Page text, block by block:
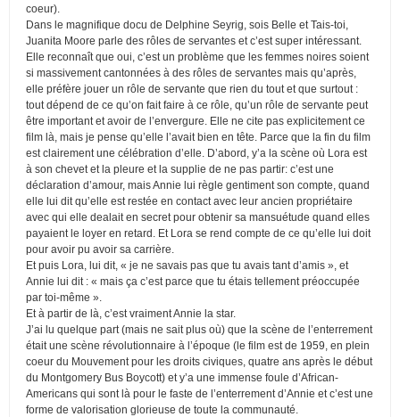
coeur).
Dans le magnifique docu de Delphine Seyrig, sois Belle et Tais-toi,
Juanita Moore parle des rôles de servantes et c’est super intéressant.
Elle reconnaît que oui, c’est un problème que les femmes noires soient
si massivement cantonnées à des rôles de servantes mais qu’après,
elle préfère jouer un rôle de servante que rien du tout et que surtout :
tout dépend de ce qu’on fait faire à ce rôle, qu’un rôle de servante peut
être important et avoir de l’envergure. Elle ne cite pas explicitement ce
film là, mais je pense qu’elle l’avait bien en tête. Parce que la fin du film
est clairement une célébration d’elle. D’abord, y’a la scène où Lora est
à son chevet et la pleure et la supplie de ne pas partir: c’est une
déclaration d’amour, mais Annie lui règle gentiment son compte, quand
elle lui dit qu’elle est restée en contact avec leur ancien propriétaire
avec qui elle dealait en secret pour obtenir sa mansuétude quand elles
payaient le loyer en retard. Et Lora se rend compte de ce qu’elle lui doit
pour avoir pu avoir sa carrière.
Et puis Lora, lui dit, « je ne savais pas que tu avais tant d’amis », et
Annie lui dit : « mais ça c’est parce que tu étais tellement préoccupée
par toi-même ».
Et à partir de là, c’est vraiment Annie la star.
J’ai lu quelque part (mais ne sait plus où) que la scène de l’enterrement
était une scène révolutionnaire à l’époque (le film est de 1959, en plein
coeur du Mouvement pour les droits civiques, quatre ans après le début
du Montgomery Bus Boycott) et y’a une immense foule d’African-
Americans qui sont là pour le faste de l’enterrement d’Annie et c’est une
forme de valorisation glorieuse de toute la communauté.